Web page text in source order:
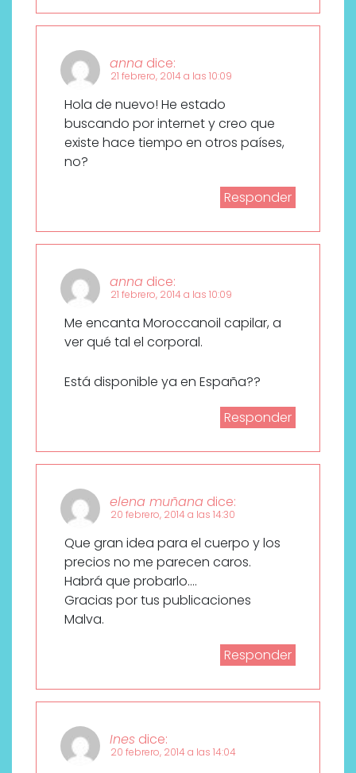
anna dice:
21 febrero, 2014 a las 10:09
Hola de nuevo! He estado
buscando por internet y creo que
existe hace tiempo en otros países,
no?
Responder
anna dice:
21 febrero, 2014 a las 10:09
Me encanta Moroccanoil capilar, a
ver qué tal el corporal.
Está disponible ya en España??
Responder
elena muñana dice:
20 febrero, 2014 a las 14:30
Que gran idea para el cuerpo y los
precios no me parecen caros.
Habrá que probarlo….
Gracias por tus publicaciones
Malva.
Responder
Ines dice:
20 febrero, 2014 a las 14:04